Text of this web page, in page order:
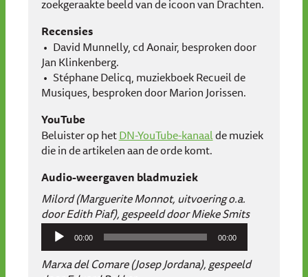
zoekgeraakte beeld van de icoon van Drachten.
Recensies
David Munnelly, cd Aonair, besproken door
Jan Klinkenberg.
Stéphane Delicq, muziekboek Recueil de
Musiques, besproken door Marion Jorissen.
YouTube
Beluister op hetDN-YouTube-kanaalde muziek
die in de artikelen aan de orde komt.
Audio-weergaven bladmuziek
Milord (Marguerite Monnot, uitvoering o.a.
door Edith Piaf), gespeeld door Mieke Smits
Audiospeler
00:00 00:00
Marxa del Comare (Josep Jordana), gespeeld